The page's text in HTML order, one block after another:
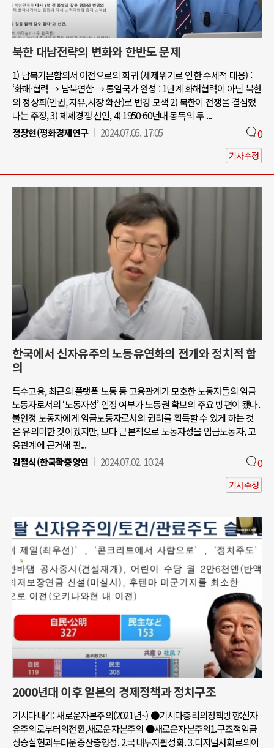
북한 대남전략의 변화와 한반도 문제
1) 남북기본합의서 이전으로의 회귀 (체제위기로 인한 수세적 대응) :
‘화해·협력 → 남북연합 → 통일국가 완성 : 1단계 화해협력이 아닌 북한
의 정상화(인권, 자유,시장 확산)로 변경 모색 2) 북한이 전쟁을 결심했
다는 주장, 3) 체제경쟁 선언, 4) 1950-60년대 동독의 두 ...
정창현(평화경제연구
2024.07.05. 17:05 0
기사수정
한국에서 신자유주의 노동유연화의 전개와 정치적 함
의
특수고용, 최근의 플랫폼 노동 등 고용관계가 모호한 노동자들의 임금
노동자로서의 ‘노동자성’ 인정 여부가 노동권 확보의 주요 방편이 됐다.
불안정 노동자에게 임금노동자로서의 권리를 획득할 수 있게 하는 것
은 유의미한 것이겠지만, 보다 근본적으로 노동자성을 임금노동자, 고
용관계에 근거해 판...
김철식(한국학중앙연
2024.07.02. 10:24 0
기사수정
2000년대 이후 일본의 경제정책과 정치구조
기시다내각: 새로운자본주의(2021년~) ●기시다총리의정책방향:신자
유주의로부터의전환,새로운자본주의 ●새로운자본주의1.구조적임금
상승실현과두터운중산층형성. 2.국내투자활성화. 3.디지털사회로의이